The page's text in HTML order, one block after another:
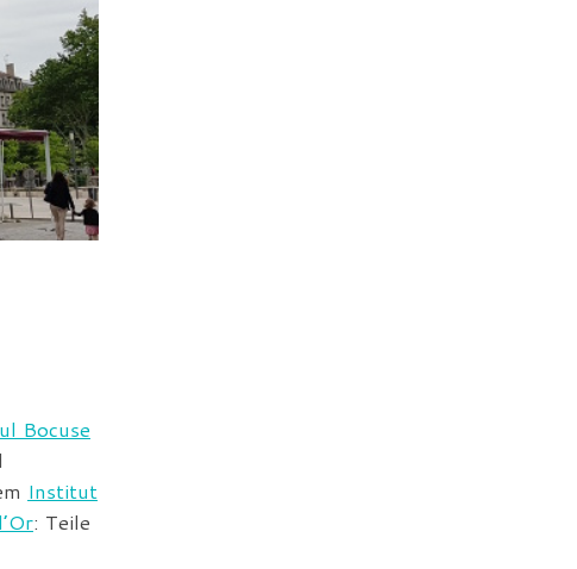
Bocuse
Institut
: Teile